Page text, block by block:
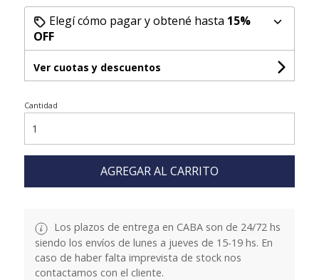
Elegí cómo pagar y obtené hasta 15%
OFF
Ver cuotas y descuentos
Cantidad
AGREGAR AL CARRITO
Los plazos de entrega en CABA son de 24/72 hs
siendo los envíos de lunes a jueves de 15-19 hs. En
caso de haber falta imprevista de stock nos
contactamos con el cliente.